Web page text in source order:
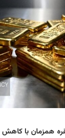
همزمان با کاهش